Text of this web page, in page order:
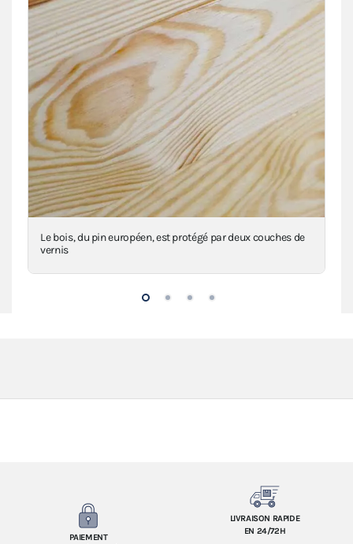
Le bois, du pin européen, est protégé par deux couches de
vernis
PAIEMENT
LIVRAISON RAPIDE
EN 24/72H